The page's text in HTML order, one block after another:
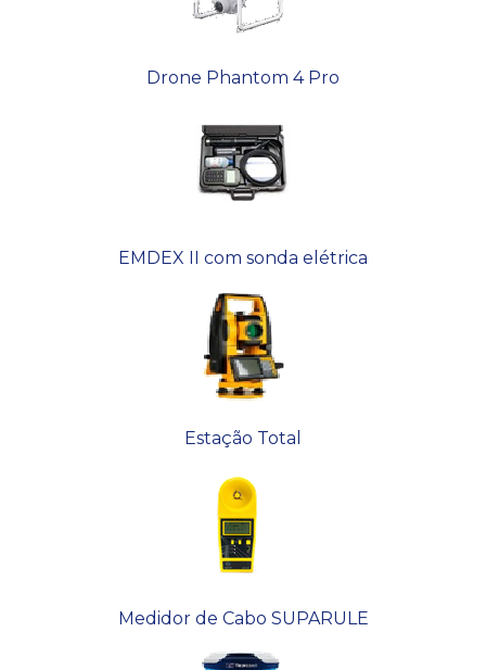
Drone Phantom 4 Pro
EMDEX II com sonda elétrica
Estação Total
Medidor de Cabo SUPARULE